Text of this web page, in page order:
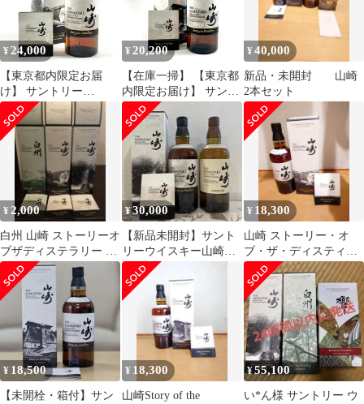
¥24,000
【東京都内限定お届
け】 サントリー
SUNTORY 山崎 ストー
リーオブザディスティ
ラリー 2024 700ml 国産
ウイスキー 【古酒】
¥ 20,200
【在庫一掃】 【東京都
内限定お届け】 サント
リー SUNTORY 山崎 ス
トーリー オブ ザ ディ
スティラリー 2025 エデ
ィション 700ml 国産ウ
イスキー 【古酒】
¥40,000
新品・未開封 山崎
2本セット
¥ 2,000
白州 山崎 ストーリーオ
ブザディステラリー 箱
と冊子のみ
¥30,000
【新品未開封】サント
リーウイスキー山崎・
ストーリーオブディス
ティラリー2026
¥ 18,300
山崎 ストーリー・オ
ブ・ザ・ディスティラ
リー 2024 エディション
㋕209
¥ 18,500
【未開栓・箱付】サン
¥ 18,300
山崎Story of the
¥55,100
い*ん様 サントリー ウ